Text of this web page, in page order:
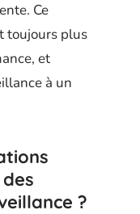
Ce
toujours plus
et
à un
?